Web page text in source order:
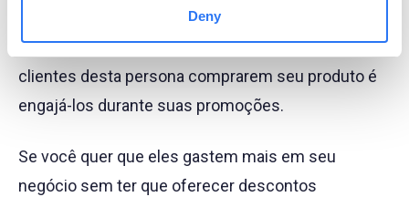
Deny
podem comprar um produto apenas porque está
em promoção. A maneira mais direta de fazer os
clientes desta persona comprarem seu produto é
engajá-los durante suas promoções.
Se você quer que eles gastem mais em seu
negócio sem ter que oferecer descontos